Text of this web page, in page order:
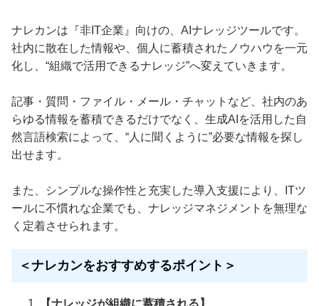
ナレカンは『非IT企業』向けの、AIナレッジツールです。
社内に散在した情報や、個人に蓄積されたノウハウを一元
化し、“組織で活用できるナレッジ”へ変えていきます。
記事・質問・ファイル・メール・チャットなど、社内のあ
らゆる情報を蓄積できるだけでなく、生成AIを活用した自
然言語検索によって、“人に聞くように”必要な情報を探し
出せます。
また、シンプルな操作性と充実した導入支援により、ITツ
ールに不慣れな企業でも、ナレッジマネジメントを無理な
く定着させられます。
＜ナレカンをおすすめするポイント＞
【ナレッジが組織に蓄積される】